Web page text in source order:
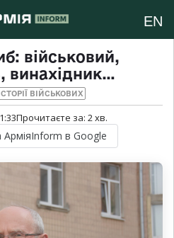
EN
військовий,
винахідник…
ВІЙСЬКОВИХ
Прочитаєте за: 2хв.
АрміяInform в Google